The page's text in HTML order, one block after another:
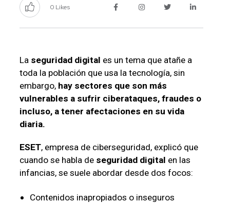
0 Likes
La seguridad digital es un tema que atañe a
toda la población que usa la tecnología, sin
embargo, hay sectores que son más
vulnerables a sufrir ciberataques, fraudes o
incluso, a tener afectaciones en su vida
diaria.
ESET, empresa de ciberseguridad, explicó que
cuando se habla de seguridad digital en las
infancias, se suele abordar desde dos focos:
Contenidos inapropiados o inseguros